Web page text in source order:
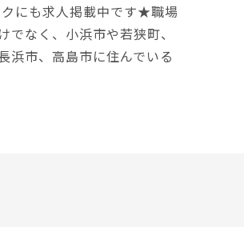
にも求人掲載中です★職場
なく、小浜市や若狭町、
浜市、高島市に住んでいる